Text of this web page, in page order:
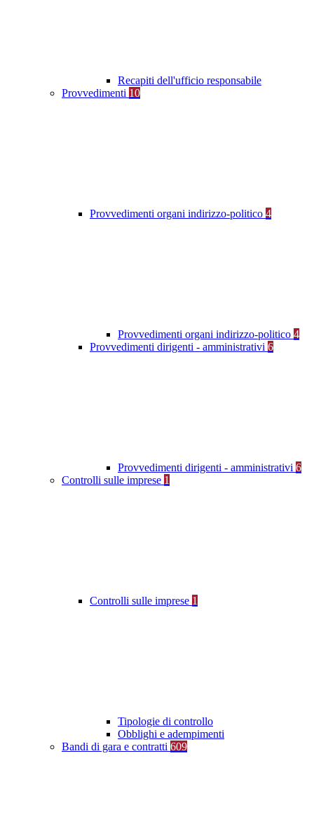
Recapiti dell'ufficio responsabile
Provvedimenti 10
Provvedimenti organi indirizzo-politico 4
Provvedimenti organi indirizzo-politico 4
Provvedimenti dirigenti - amministrativi 6
Provvedimenti dirigenti - amministrativi 6
Controlli sulle imprese 1
Controlli sulle imprese 1
Tipologie di controllo
Obblighi e adempimenti
Bandi di gara e contratti 609